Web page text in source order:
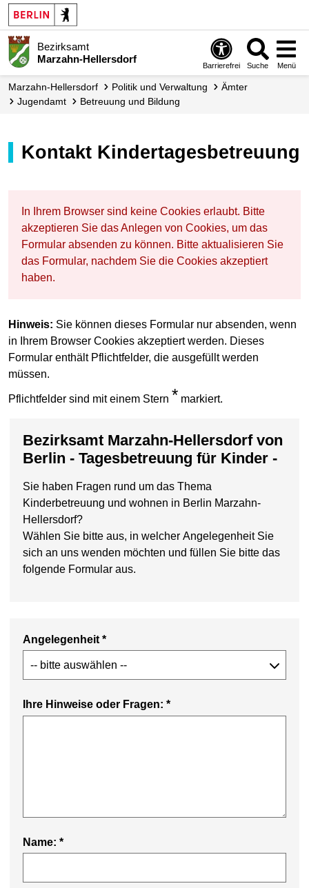
Bezirksamt
Marzahn-Hellersdorf
Barrierefrei Suche Menü
Marzahn-Hellersdorf Politik und Verwaltung
Ämter
Jugendamt
Betreuung und Bildung
Kontakt Kindertagesbetreuung
In Ihrem Browser sind keine Cookies erlaubt. Bitte
akzeptieren Sie das Anlegen von Cookies, um das
Formular absenden zu können. Bitte aktualisieren Sie
das Formular, nachdem Sie die Cookies akzeptiert
haben.
Hinweis: Sie können dieses Formular nur absenden, wenn
in Ihrem Browser Cookies akzeptiert werden. Dieses
Formular enthält Pflichtfelder, die ausgefüllt werden
müssen.
Pflichtfelder sind mit einem Stern * markiert.
Bezirksamt Marzahn-Hellersdorf von
Berlin - Tagesbetreuung für Kinder -
Sie haben Fragen rund um das Thema
Kinderbetreuung und wohnen in Berlin Marzahn-
Hellersdorf?
Wählen Sie bitte aus, in welcher Angelegenheit Sie
sich an uns wenden möchten und füllen Sie bitte das
folgende Formular aus.
Angelegenheit *
Ihre Hinweise oder Fragen: *
Name: *